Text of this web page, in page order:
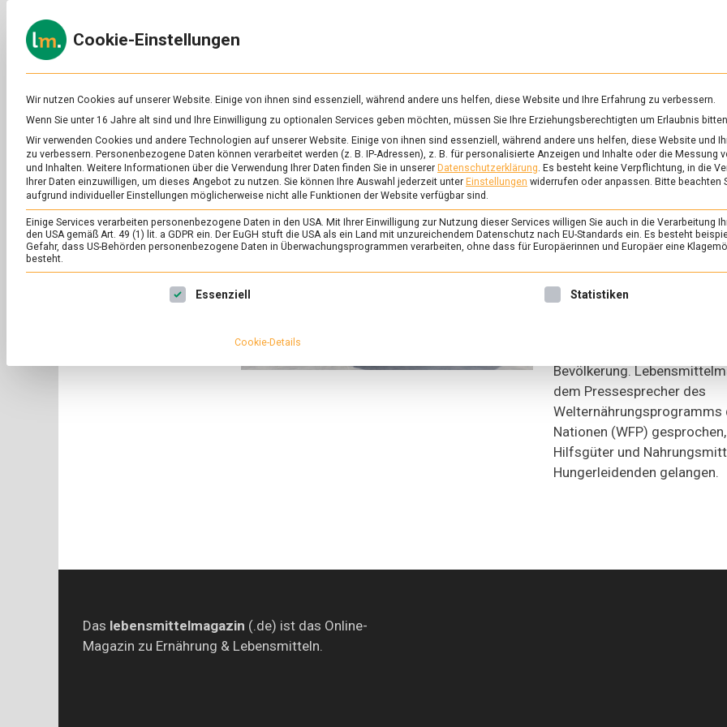
to
content
zu
&
Ernährung
SCHLAGWORT: AFGHANISTAN
FEATURED /POLITIK
Lebensmittel für
World Food
10. September 2021
Mit dem Abzug der NATO-
humanitären Katastrophe
Bevölkerung.
dem Pressesprecher des
Welternährungsprogramms
Nationen (WFP)
Hilfsgüter und
Hungerleidenden gelangen.
Das lebensmittelmagazin (.de) ist das Online-
Magazin zu Ernährung & Lebensmitteln.
Cookie-Einstellungen
Wir nutzen Cookies auf unserer Website. Einige von ihnen sind essenziell, während andere uns helfen, diese Website und Ihre Erfahrung zu verbessern.
Wenn Sie unter 16 Jahre alt sind und Ihre Einwilligung zu optionalen Services geben möchten, müssen Sie Ihre Erziehungsberechtigten um Erlaubnis
Wir verwenden Cookies und andere Technologien auf unserer Website. Einige von ihnen sind essenziell, während andere uns helfen, diese Website und
zu verbessern. Personenbezogene Daten können verarbeitet werden (z. B. IP-Adressen), z. B. für personalisierte Anzeigen und Inhalte oder die Messung
und Inhalten. Weitere Informationen über die Verwendung Ihrer Daten finden Sie in unserer Datenschutzerklärung. Es besteht keine Verpflichtung, in die
Ihrer Daten einzuwilligen, um dieses Angebot zu nutzen. Sie können Ihre Auswahl jederzeit unter Einstellungen widerrufen oder anpassen. Bitte beachten
aufgrund individueller Einstellungen möglicherweise nicht alle Funktionen der Website verfügbar sind.
Einige Services verarbeiten personenbezogene Daten in den USA. Mit Ihrer Einwilligung zur Nutzung dieser Services willigen Sie auch in die Verarbeitung
den USA gemäß Art. 49 (1) lit. a GDPR ein. Der EuGH stuft die USA als ein Land mit unzureichendem Datenschutz nach EU-Standards ein. Es besteht
Gefahr, dass US-Behörden personenbezogene Daten in Überwachungsprogrammen verarbeiten, ohne dass für Europäerinnen und Europäer eine
besteht.
Es folgt eine Liste der Service-Gruppen, für die eine Einwilligung erteilt werden kann. Die erste Service-Gruppe ist
Essenziell Statistiken
Cookie-Details